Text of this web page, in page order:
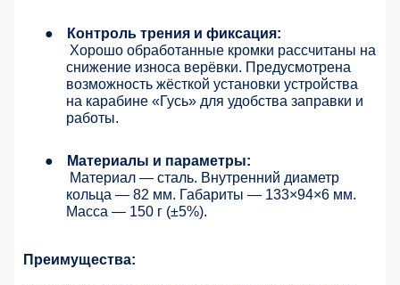
●
Контроль трения и фиксация:
Хорошо обработанные кромки рассчитаны на
снижение износа верёвки. Предусмотрена
возможность жёсткой установки устройства
на карабине «Гусь» для удобства заправки и
работы.
●
Материалы и параметры:
Материал — сталь. Внутренний диаметр
кольца — 82 мм. Габариты — 133×94×6 мм.
Масса — 150 г (±5%).
Преимущества: